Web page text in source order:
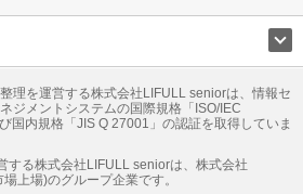
ホーム 地方創生 ママの就労支援
ング 遺品整理 老後の暮らし情報
理を運営する株式会社LIFULL seniorは、情報セ
ジメントシステムの国際規格「ISO/IEC
国内規格「JIS Q 27001」の認証を取得していま
する株式会社LIFULL seniorは、株式会社
上場)のグループ企業です。